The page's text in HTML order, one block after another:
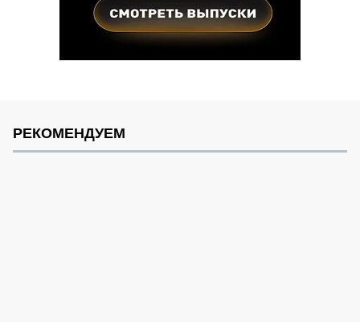
РЕКОМЕНДУЕМ